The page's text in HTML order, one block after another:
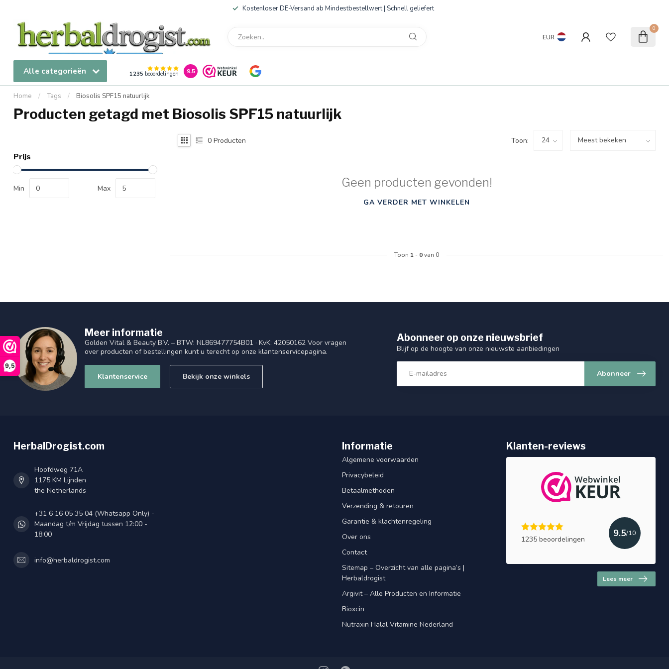
9,5
Kostenloser DE-Versand ab Mindestbestellwert | Schnell geliefert
EUR
0
Alle categorieën 1235 beoordelingen 9.5
Home / Tags / Biosolis SPF15 natuurlijk
Producten getagd met Biosolis SPF15 natuurlijk
Prijs
Min Max
0 Producten Toon:
Geen producten gevonden!
GA VERDER MET WINKELEN
Toon 1 - 0van 0
Meer informatie
Golden Vital & Beauty B.V. – BTW: NL869477754B01 · KvK: 42050162 Voor vragen
over producten of bestellingen kunt u terecht op onze klantenservicepagina.
Klantenservice Bekijk onze winkels
Abonneer op onze nieuwsbrief
Blijf op de hoogte van onze nieuwste aanbiedingen
Abonneer
HerbalDrogist.com
Hoofdweg 71A
1175 KM Lijnden
the Netherlands
+31 6 16 05 35 04 (Whatsapp Only) -
Maandag t/m Vrijdag tussen 12:00 -
18:00
info@herbaldrogist.com
Informatie
Algemene voorwaarden
Privacybeleid
Betaalmethoden
Verzending & retouren
Garantie & klachtenregeling
Over ons
Contact
Sitemap – Overzicht van alle pagina’s |
Herbaldrogist
Argivit – Alle Producten en Informatie
Bioxcin
Nutraxin Halal Vitamine Nederland
Klanten-reviews
1235 beoordelingen
9.5/10
Lees meer